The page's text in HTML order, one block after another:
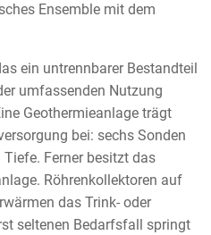
Ensemble mit dem
ein untrennbarer Bestandteil
umfassenden Nutzung
Geothermieanlage trägt
bei: sechs Sonden
Ferner besitzt das
Röhrenkollektoren auf
das Trink- oder
seltenen Bedarfsfall springt